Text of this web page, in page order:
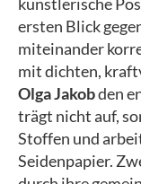
ersten Blick
miteinander
mit dichten,
Olga Jakobden
trägt nicht auf,
Stoffen und
Seidenpapier.